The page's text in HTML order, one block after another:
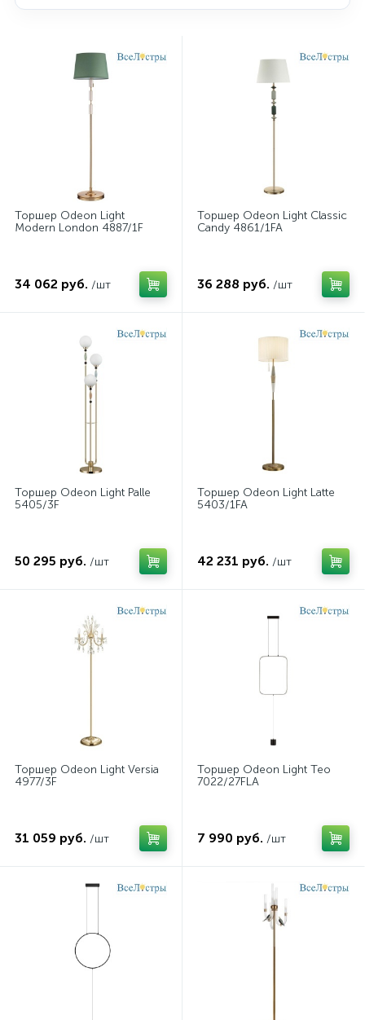
торшеры в стиле прованс
торшеры в стиле хай-тек
Торшер Odeon Light
Modern London 4887/1F
34 062 руб. /шт
Торшер Odeon Light Classic
Candy 4861/1FA
36 288 руб. /шт
Торшер Odeon Light Palle
5405/3F
50 295 руб. /шт
Торшер Odeon Light Latte
5403/1FA
42 231 руб. /шт
Торшер Odeon Light Versia
4977/3F
31 059 руб. /шт
Торшер Odeon Light Teo
7022/27FLA
7 990 руб. /шт